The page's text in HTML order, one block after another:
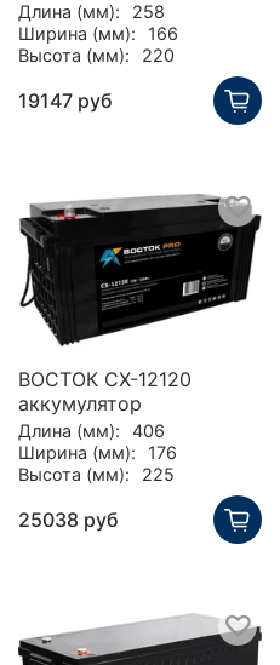
Длина (мм):
258
Ширина (мм):
166
Высота (мм):
220
19147 руб
ВОСТОК CX-12120
аккумулятор
Длина (мм):
406
Ширина (мм):
176
Высота (мм):
225
25038 руб